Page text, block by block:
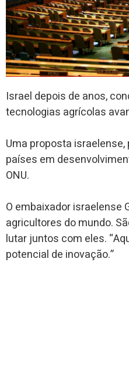
Israel depois de anos,
tecnologias agrícolas
Uma proposta
países em
ONU.
O embaixador israelense
agricultores do mundo.
lutar juntos com eles.
potencial de inovação.”